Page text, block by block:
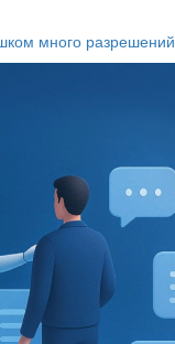
много разрешений